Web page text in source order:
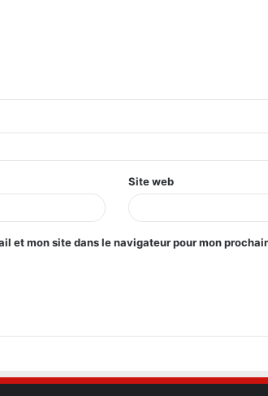
Site web
et mon site dans le navigateur pour mon